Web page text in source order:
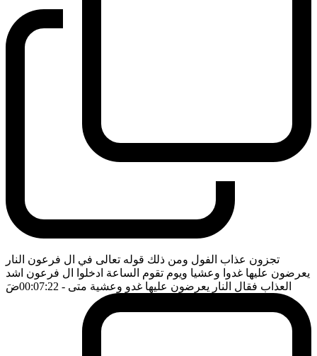
تجزون عذاب الفول ومن ذلك قوله تعالى في ال فرعون النار
يعرضون عليها غدوا وعشيا ويوم تقوم الساعة ادخلوا ال فرعون اشد
العذاب فقال النار يعرضون عليها غدو وعشية متى - 00:07:22 ضَ